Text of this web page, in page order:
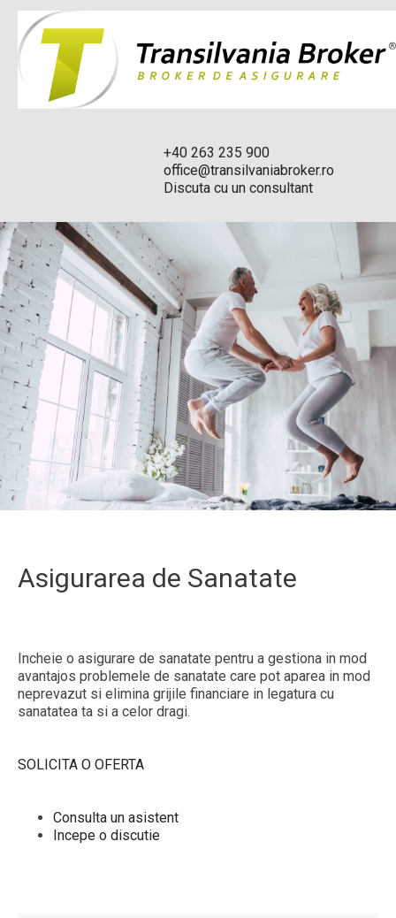
+40 263 235 900
office@transilvaniabroker.ro
Discuta cu un consultant
Asigurarea de Sanatate
Incheie o asigurare de sanatate pentru a gestiona in mod
avantajos problemele de sanatate care pot aparea in mod
neprevazut si elimina grijile financiare in legatura cu
sanatatea ta si a celor dragi.
SOLICITA O OFERTA
Consulta un asistent
Incepe o discutie